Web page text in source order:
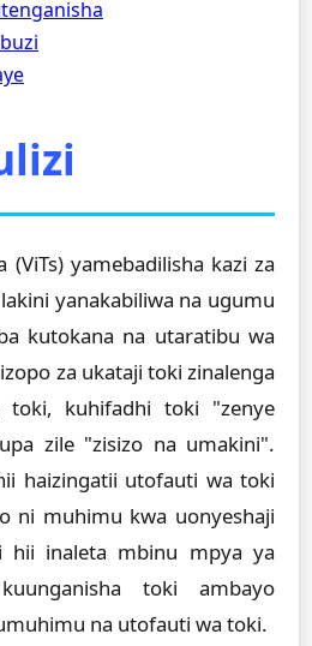
(ViTs) yamebadilisha kazi za
yanakabiliwa na ugumu
kutokana na utaratibu wa
za ukataji toki zinalenga
toki, kuhifadhi toki "zenye
zile "zisizo na umakini".
haizingatii utofauti wa toki
ni muhimu kwa uonyeshaji
hii inaleta mbinu mpya ya
toki ambayo
na utofauti wa toki.